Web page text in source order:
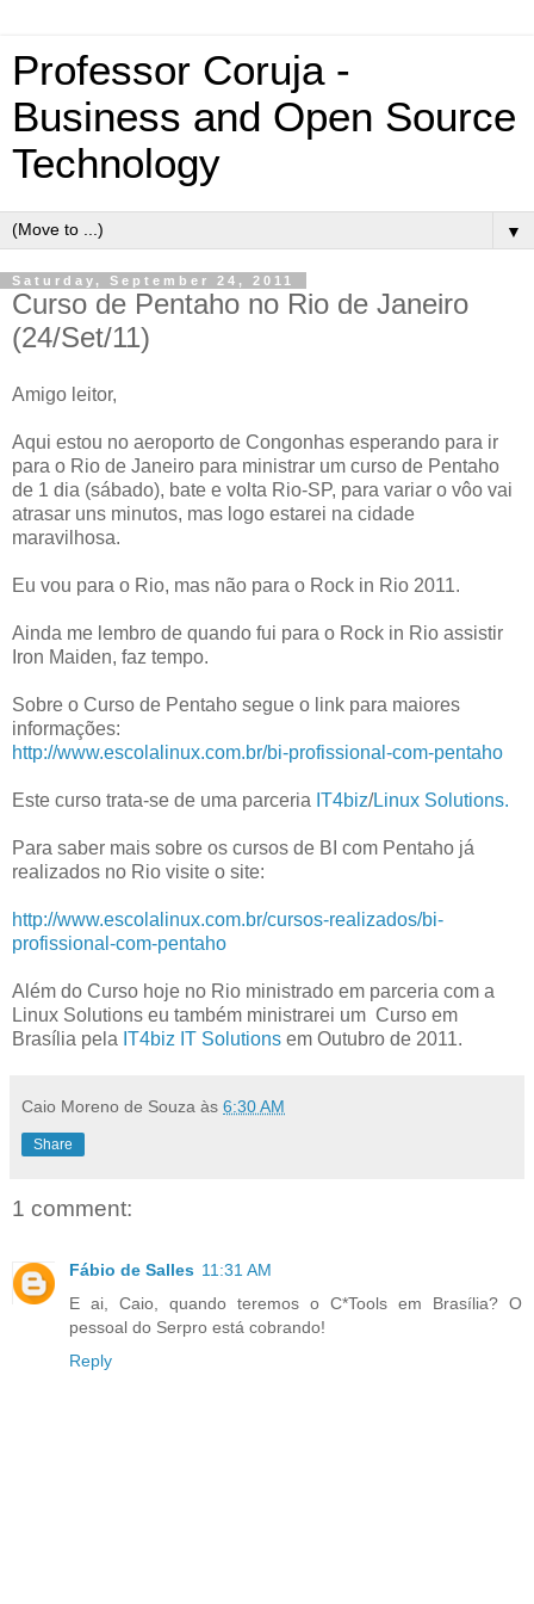
Professor Coruja -
Business and Open Source
Technology
▼
Saturday, September 24, 2011
Curso de Pentaho no Rio de Janeiro
(24/Set/11)
Amigo leitor,
Aqui estou no aeroporto de Congonhas esperando para ir
para o Rio de Janeiro para ministrar um curso de Pentaho
de 1 dia (sábado), bate e volta Rio-SP, para variar o vôo vai
atrasar uns minutos, mas logo estarei na cidade
maravilhosa.
Eu vou para o Rio, mas não para o Rock in Rio 2011.
Ainda me lembro de quando fui para o Rock in Rio assistir
Iron Maiden, faz tempo.
Sobre o Curso de Pentaho segue o link para maiores
informações:
http://www.escolalinux.com.br/bi-profissional-com-pentaho
Este curso trata-se de uma parceria IT4biz/Linux Solutions.
Para saber mais sobre os cursos de BI com Pentaho já
realizados no Rio visite o site:
http://www.escolalinux.com.br/cursos-realizados/bi-
profissional-com-pentaho
Além do Curso hoje no Rio ministrado em parceria com a
Linux Solutions eu também ministrarei um Curso em
Brasília pela IT4biz IT Solutions em Outubro de 2011.
Caio Moreno de Souza às 6:30 AM
Share
1 comment:
Fábio de Salles 11:31 AM
E ai, Caio, quando teremos o C*Tools em Brasília? O
pessoal do Serpro está cobrando!
Reply